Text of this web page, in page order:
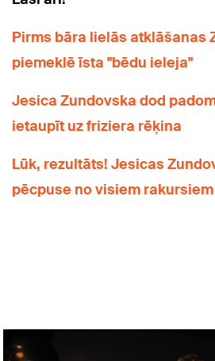
Pirms bāra lielās atklāšanas
piemeklē īsta "bēdu ieleja"
Jesica Zundovska dod
ietaupīt uz friziera rēķina
Lūk, rezultāts! Jesicas
pēcpuse no visiem rakursiem